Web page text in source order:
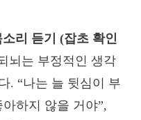
리 듣기 (잡초 확인
뇌는 부정적인 생각
. “나는 늘 뒷심이 부
하지 않을 거야”,